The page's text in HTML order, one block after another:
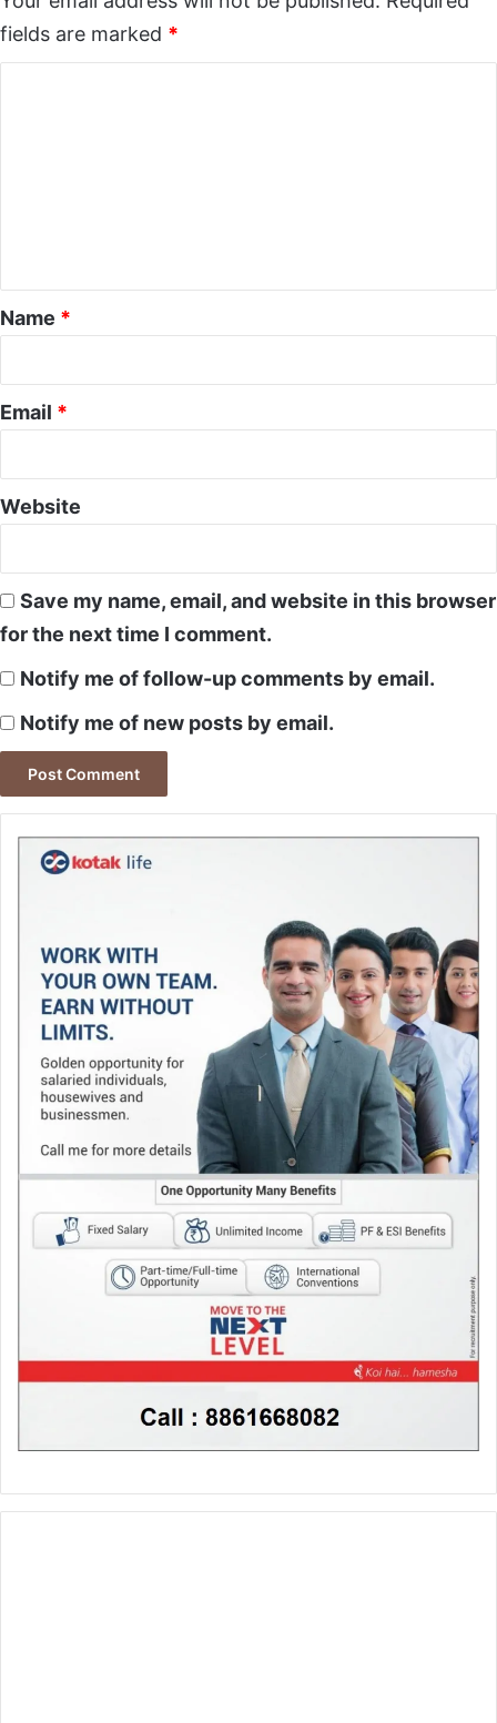
fields are marked *
*
Name *
Email *
Website
Save my name, email, and website in this browser
for the next time I comment.
Notify me of follow-up comments by email.
Notify me of new posts by email.